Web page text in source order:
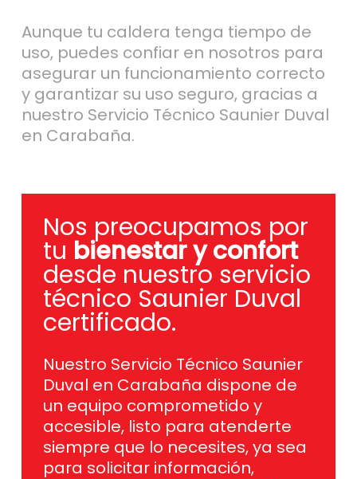
Aunque tu caldera tenga tiempo de
uso, puedes confiar en nosotros para
asegurar un funcionamiento correcto
y garantizar su uso seguro, gracias a
nuestro Servicio Técnico Saunier Duval
en Carabaña.
Nos preocupamos por
tu bienestar y confort
desde nuestro servicio
técnico Saunier Duval
certificado.
Nuestro Servicio Técnico Saunier
Duval en Carabaña dispone de
un equipo comprometido y
accesible, listo para atenderte
siempre que lo necesites, ya sea
para solicitar información,